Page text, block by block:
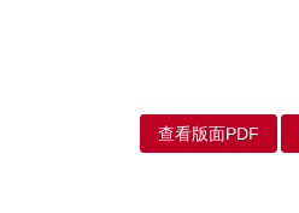
查看版面PDF